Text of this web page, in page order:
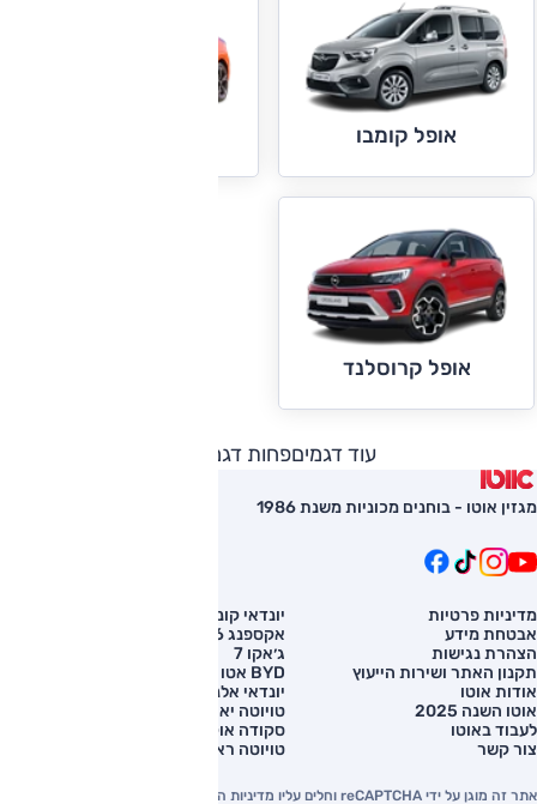
אופל קומבו
אופל קרוסלנד
עוד דגמיםפחות דגמים
מגזין אוטו - בוחנים מכוניות משנת 1986
מדיניות פרטיות
אבטחת מידע
הצהרת נגישות
תקנון האתר ושירות הייעוץ
אודות אוטו
אוטו השנה 2025
לעבוד באוטו
צור קשר
יונדאי קונה
אקספנג G6
ג׳אקו 7
BYD אטו 3
יונדאי אלנטרה
טויוטה יאריס קרוס
סקודה אוקטביה
טויוטה ראב 4
אתר זה מוגן על ידי reCAPTCHA וחלים עליו מדיניות הפרטיות והתנאים וההגבלות של